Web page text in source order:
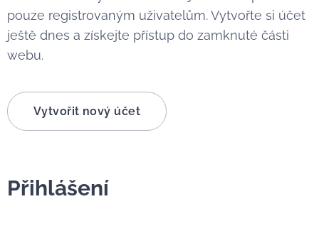
pouze registrovaným uživatelům. Vytvořte si účet
ještě dnes a získejte přístup do zamknuté části
webu.
Vytvořit nový účet
Přihlášení